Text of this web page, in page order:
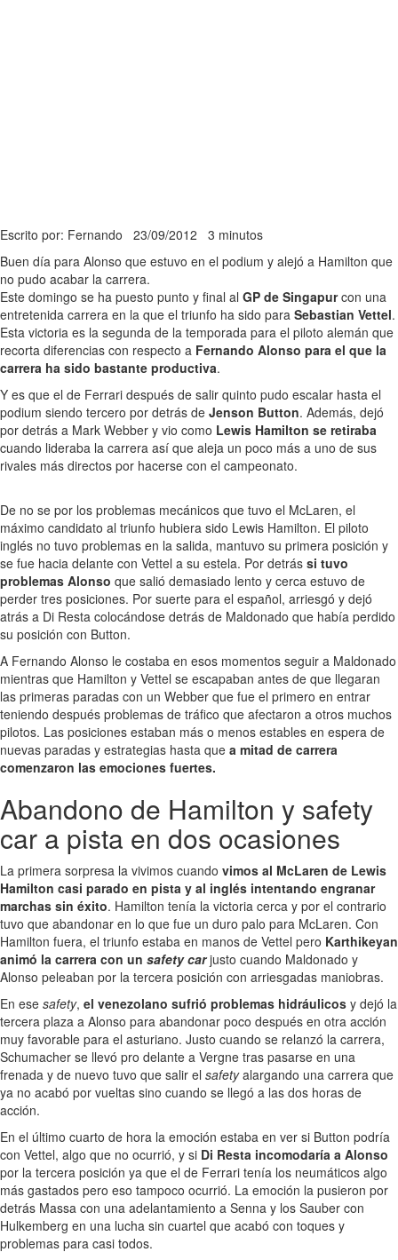
Escrito por: Fernando 23/09/2012 3 minutos
Buen día para Alonso que estuvo en el podium y alejó a Hamilton que
no pudo acabar la carrera.
Este domingo se ha puesto punto y final al GP de Singapurcon una
entretenida carrera en la que el triunfo ha sido para Sebastian Vettel.
Esta victoria es la segunda de la temporada para el piloto alemán que
recorta diferencias con respecto a Fernando Alonso para el que la
carrera ha sido bastante productiva.
Y es que el de Ferrari después de salir quinto pudo escalar hasta el
podium siendo tercero por detrás de Jenson Button. Además, dejó
por detrás a Mark Webber y vio como Lewis Hamilton se retiraba
cuando lideraba la carrera así que aleja un poco más a uno de sus
rivales más directos por hacerse con el campeonato.
De no se por los problemas mecánicos que tuvo el McLaren, el
máximo candidato al triunfo hubiera sido Lewis Hamilton. El piloto
inglés no tuvo problemas en la salida, mantuvo su primera posición y
se fue hacia delante con Vettel a su estela. Por detrás si tuvo
problemas Alonso que salió demasiado lento y cerca estuvo de
perder tres posiciones. Por suerte para el español, arriesgó y dejó
atrás a Di Resta colocándose detrás de Maldonado que había perdido
su posición con Button.
A Fernando Alonso le costaba en esos momentos seguir a Maldonado
mientras que Hamilton y Vettel se escapaban antes de que llegaran
las primeras paradas con un Webber que fue el primero en entrar
teniendo después problemas de tráfico que afectaron a otros muchos
pilotos. Las posiciones estaban más o menos estables en espera de
nuevas paradas y estrategias hasta que a mitad de carrera
comenzaron las emociones fuertes.
Abandono de Hamilton y safety
car a pista en dos ocasiones
La primera sorpresa la vivimos cuando vimos al McLaren de Lewis
Hamilton casi parado en pista y al inglés intentando engranar
marchas sin éxito. Hamilton tenía la victoria cerca y por el contrario
tuvo que abandonar en lo que fue un duro palo para McLaren. Con
Hamilton fuera, el triunfo estaba en manos de Vettel pero Karthikeyan
animó la carrera con un safety carjusto cuando Maldonado y
Alonso peleaban por la tercera posición con arriesgadas maniobras.
En ese safety, el venezolano sufrió problemas hidráulicos y dejó la
tercera plaza a Alonso para abandonar poco después en otra acción
muy favorable para el asturiano. Justo cuando se relanzó la carrera,
Schumacher se llevó pro delante a Vergne tras pasarse en una
frenada y de nuevo tuvo que salir el safetyalargando una carrera que
ya no acabó por vueltas sino cuando se llegó a las dos horas de
acción.
En el último cuarto de hora la emoción estaba en ver si Button podría
con Vettel, algo que no ocurrió, y si Di Resta incomodaría a Alonso
por la tercera posición ya que el de Ferrari tenía los neumáticos algo
más gastados pero eso tampoco ocurrió. La emoción la pusieron por
detrás Massa con una adelantamiento a Senna y los Sauber con
Hulkemberg en una lucha sin cuartel que acabó con toques y
problemas para casi todos.